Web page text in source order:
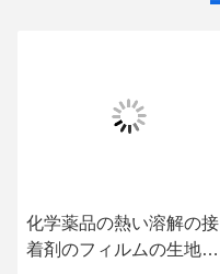
化学薬品の熱い溶解の接
着剤のフィルムの生地